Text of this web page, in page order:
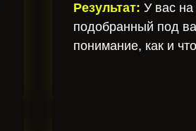
Результат: У вас
подобранный под
понимание, как и